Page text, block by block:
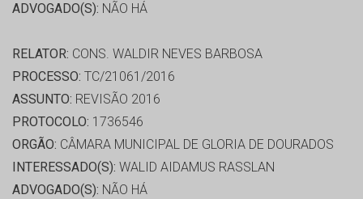
ADVOGADO(S): NÃO HÁ
RELATOR: CONS. WALDIR NEVES BARBOSA
PROCESSO: TC/21061/2016
ASSUNTO: REVISÃO 2016
PROTOCOLO: 1736546
ORGÃO: CÂMARA MUNICIPAL DE GLORIA DE DOURADOS
INTERESSADO(S): WALID AIDAMUS RASSLAN
ADVOGADO(S): NÃO HÁ